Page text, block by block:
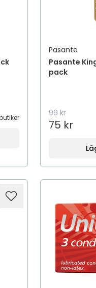
Pasante
Pasante
pack
99 kr
75 kr